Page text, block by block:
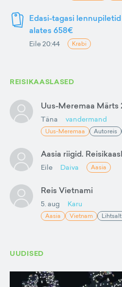
Edasi-tagasi
alates 658€
Eile 20:44 Krabi
REISIKAASLASED
Uus-Meremaa Märts
Täna vandermand
Uus-Meremaa Autoreis
Aasia riigid.
Eile Daiva Aasia
Reis Vietnami
5. aug Karu
Aasia Vietnam
UUDISED